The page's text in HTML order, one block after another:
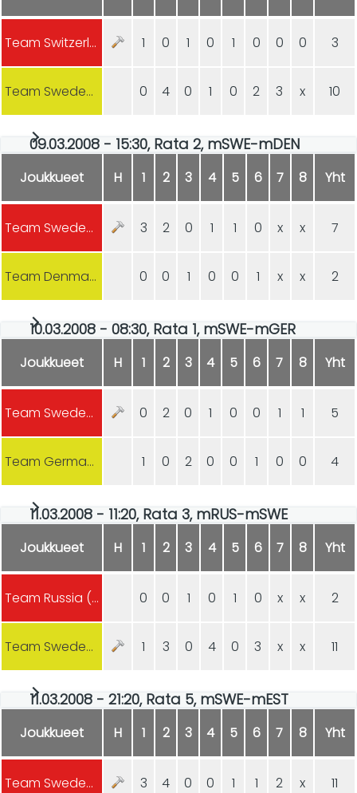
Team Switzerland (m) 1 0 1 0 1 0 0 0 3
Team Sweden (m) 0 4 0 1 0 2 3 x 10
09.03.2008 - 15:30, Rata 2, mSWE-mDEN
Joukkueet H 1 2 3 4 5 6 7 8 Yht
Team Sweden (m) 3 2 0 1 1 0 x x 7
Team Denmark (m) 0 0 1 0 0 1 x x 2
10.03.2008 - 08:30, Rata 1, mSWE-mGER
Joukkueet H 1 2 3 4 5 6 7 8 Yht
Team Sweden (m) 0 2 0 1 0 0 1 1 5
Team Germany (m) 1 0 2 0 0 1 0 0 4
11.03.2008 - 11:20, Rata 3, mRUS-mSWE
Joukkueet H 1 2 3 4 5 6 7 8 Yht
Team Russia (m) 0 0 1 0 1 0 x x 2
Team Sweden (m) 1 3 0 4 0 3 x x 11
11.03.2008 - 21:20, Rata 5, mSWE-mEST
Joukkueet H 1 2 3 4 5 6 7 8 Yht
Team Sweden (m) 3 4 0 0 1 1 2 x 11